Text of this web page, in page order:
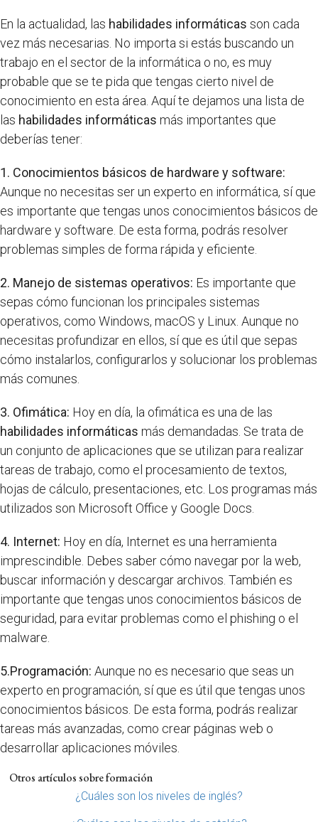
En la actualidad, las habilidades informáticas son cada
vez más necesarias. No importa si estás buscando un
trabajo en el sector de la informática o no, es muy
probable que se te pida que tengas cierto nivel de
conocimiento en esta área. Aquí te dejamos una lista de
las habilidades informáticas más importantes que
deberías tener:
1. Conocimientos básicos de hardware y software:
Aunque no necesitas ser un experto en informática, sí que
es importante que tengas unos conocimientos básicos de
hardware y software. De esta forma, podrás resolver
problemas simples de forma rápida y eficiente.
2. Manejo de sistemas operativos: Es importante que
sepas cómo funcionan los principales sistemas
operativos, como Windows, macOS y Linux. Aunque no
necesitas profundizar en ellos, sí que es útil que sepas
cómo instalarlos, configurarlos y solucionar los problemas
más comunes.
3. Ofimática: Hoy en día, la ofimática es una de las
habilidades informáticas más demandadas. Se trata de
un conjunto de aplicaciones que se utilizan para realizar
tareas de trabajo, como el procesamiento de textos,
hojas de cálculo, presentaciones, etc. Los programas más
utilizados son Microsoft Office y Google Docs.
4. Internet: Hoy en día, Internet es una herramienta
imprescindible. Debes saber cómo navegar por la web,
buscar información y descargar archivos. También es
importante que tengas unos conocimientos básicos de
seguridad, para evitar problemas como el phishing o el
malware.
5.Programación: Aunque no es necesario que seas un
experto en programación, sí que es útil que tengas unos
conocimientos básicos. De esta forma, podrás realizar
tareas más avanzadas, como crear páginas web o
desarrollar aplicaciones móviles.
Otros artículos sobre formación
¿Cuáles son los niveles de inglés?